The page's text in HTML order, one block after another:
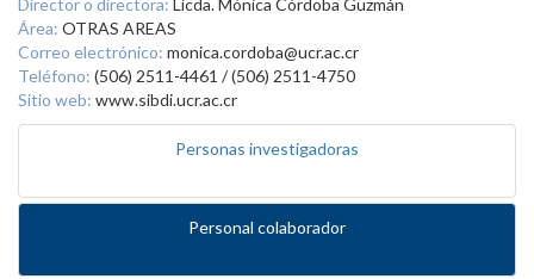
Director o directora: Licda. Mónica Córdoba Guzmán
Área: OTRAS AREAS
Correo electrónico: monica.cordoba@ucr.ac.cr
Teléfono: (506) 2511-4461 / (506) 2511-4750
Sitio web: www.sibdi.ucr.ac.cr
Personas investigadoras
Personal colaborador